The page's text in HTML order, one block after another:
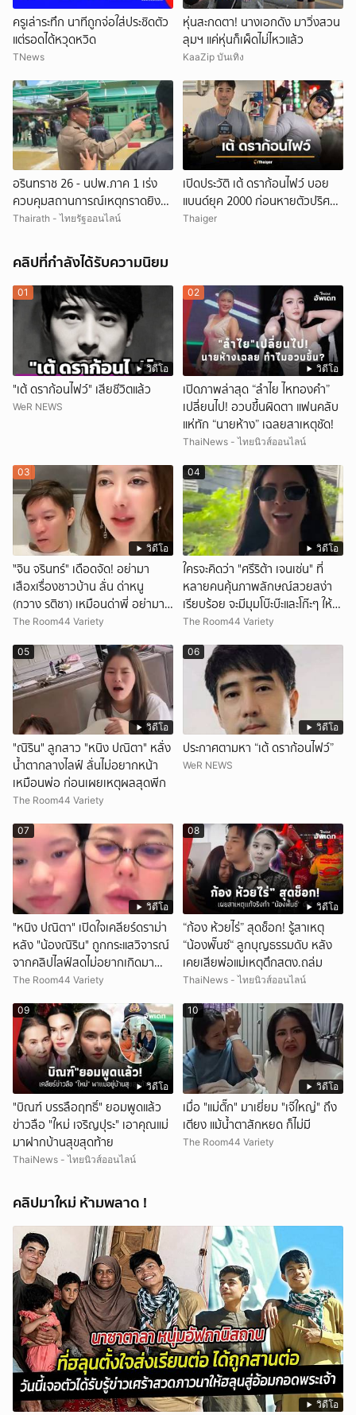
ครูเล่าระทึก นาทีถูกจ่อใส่ประชิดตัว
แต่รอดได้หวุดหวิด
TNews
หุ่นสะกดตา! นางเอกดัง มาวิ่งสวน
ลุมฯ แค่หุ่นก็เผ็ดไม่ไหวแล้ว
KaaZip บันเทิง
อรินทราช 26 - นปพ.ภาค 1 เร่ง
ควบคุมสถานการณ์เหตุกราดยิง
โรงเรียนเทพศิรินทร์ นนทบุรี
Thairath - ไทยรัฐออนไลน์
เปิดประวัติ เต้ ดราก้อนไฟว์ บอย
แบนด์ยุค 2000 ก่อนหายตัวปริศนา
เกิดอะไรขึ้น
Thaiger
คลิปที่กำลังได้รับความนิยม
วิดีโอ
01
"เต้ ดราก้อนไฟว์" เสียชีวิตแล้ว
WeR NEWS
วิดีโอ
02
เปิดภาพล่าสุด “ลำไย ไหทองคำ”
เปลี่ยนไป! อวบขึ้นผิดตา แฟนคลับ
แห่ทัก “นายห้าง” เฉลยสาเหตุชัด!
ThaiNews - ไทยนิวส์ออนไลน์
วิดีโอ
03
ั่"จิน จรินทร์" เดือดจัด! อย่ามา
เสือxเรื่องชาวบ้าน ลั่น ด่าหนู
(กวาง รติชา) เหมือนด่าพี่ อย่ามา
ยุ่งกับคนของผม จบ!!!
The Room44 Variety
วิดีโอ
04
ใครจะคิดว่า "ศรีริต้า เจนเซ่น" ที่
หลายคนคุ้นภาพลักษณ์สวยสง่า
เรียบร้อย จะมีมุมโบ๊ะบ๊ะและโก๊ะๆ ให้ได้
อมยิ้มเหมือนกัน งานนี้ทำเอาแฟนๆ
The Room44 Variety
วิดีโอ
05
"ณิริน" ลูกสาว "หนิง ปณิตา" หลั่ง
น้ำตากลางไลฟ์ ลั่นไม่อยากหน้า
เหมือนพ่อ ก่อนเผยเหตุผลสุดพีก
The Room44 Variety
วิดีโอ
06
ประกาศตามหา “เต้ ดราก้อนไฟว์”
WeR NEWS
วิดีโอ
07
"หนิง ปณิตา" เปิดใจเคลียร์ดราม่า
หลัง "น้องณิริน" ถูกกระแสวิจารณ์
จากคลิปไลฟ์สดไม่อยากเกิดมา
หน้าเหมือนพ่อ
The Room44 Variety
วิดีโอ
08
“ก้อง ห้วยไร่” สุดช็อก! รู้สาเหตุ
“น้องพั๊นซ์“ ลูกบุญธรรมดับ หลัง
เคยเสียพ่อแม่เหตุตึกสตง.ถล่ม
ThaiNews - ไทยนิวส์ออนไลน์
วิดีโอ
09
"บิณฑ์ บรรลือฤทธิ์" ยอมพูดแล้ว
ข่าวลือ "ใหม่ เจริญปุระ" เอาคุณแม่
มาฝากบ้านสุขสุดท้าย
ThaiNews - ไทยนิวส์ออนไลน์
วิดีโอ
10
เมื่อ "แม่ตั๊ก" มาเยี่ยม "เจ๊ใหญ่" ถึง
เตียง แม้น้ำตาสักหยด ก็ไม่มี
The Room44 Variety
คลิปมาใหม่ ห้ามพลาด !
วิดีโอ